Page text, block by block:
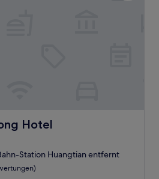
Hotel
Station Huangtian entfernt